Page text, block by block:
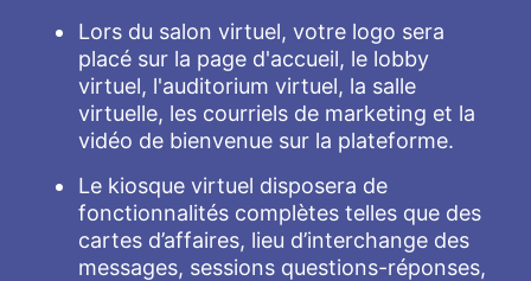
Lors du salon virtuel, votre logo sera
placé sur la page d'accueil, le lobby
virtuel, l'auditorium virtuel, la salle
virtuelle, les courriels de marketing et la
vidéo de bienvenue sur la plateforme.
Le kiosque virtuel disposera de
fonctionnalités complètes telles que des
cartes d’affaires, lieu d’interchange des
messages, sessions questions-réponses,